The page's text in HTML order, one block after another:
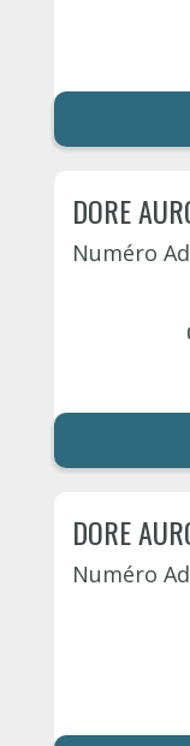
DORE
Numéro
DORE
Numéro